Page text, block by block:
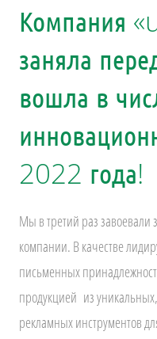
Компания
заняла
вошла в
2022 года!
Мы в третий раз
компании. В качестве
письменных
продукцией из
рекламных инструментов